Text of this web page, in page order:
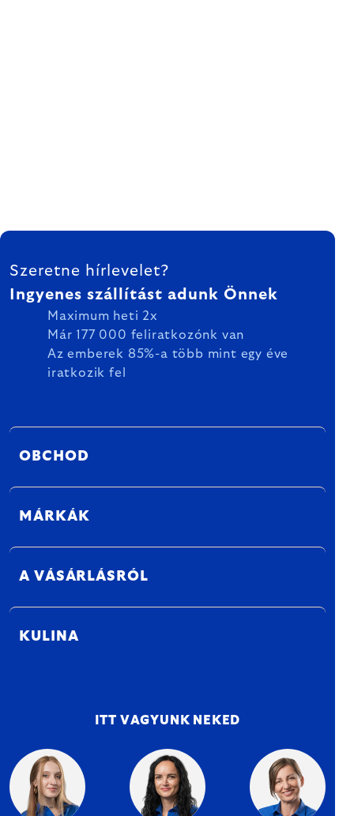
LÁBLÉC
Szeretne hírlevelet?
Ingyenes szállítást adunk Önnek
Maximum heti 2x
Már 177 000 feliratkozónk van
Az emberek 85%-a több mint egy éve
iratkozik fel
OBCHOD
MÁRKÁK
A VÁSÁRLÁSRÓL
KULINA
ITT VAGYUNK NEKED